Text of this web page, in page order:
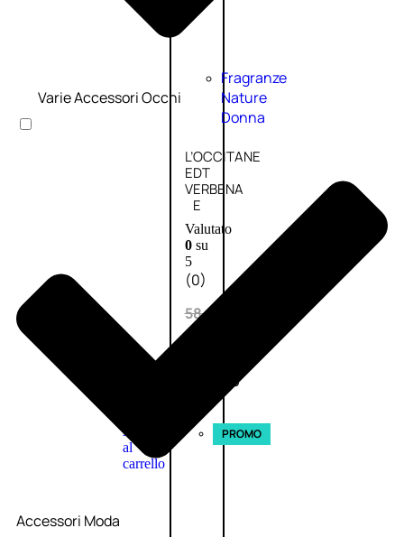
Fragranze
Nature
Donna
L’OCCITANE
EDT
VERBENA
E
Valutato
0su
5
(0)
58,00
43,50
ESAURITO
Aggiungi
al
carrello
PROMO
Varie Accessori Occhi
Accessori Moda